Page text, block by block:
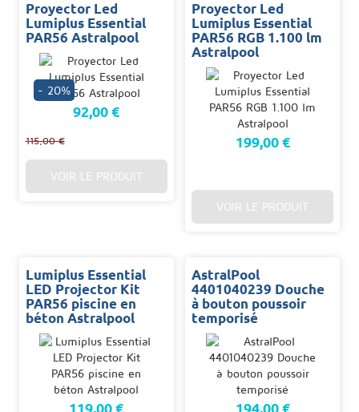
Proyector Led
Lumiplus Essential
PAR56 Astralpool
- 20%
92,00 €
115,00 €
VOIR LE PRODUIT
Proyector Led
Lumiplus Essential
PAR56 RGB 1.100 lm
Astralpool
199,00 €
VOIR LE PRODUIT
Lumiplus Essential
LED Projector Kit
PAR56 piscine en
béton Astralpool
119,00 €
AstralPool
4401040239 Douche
à bouton poussoir
temporisé
194,00 €